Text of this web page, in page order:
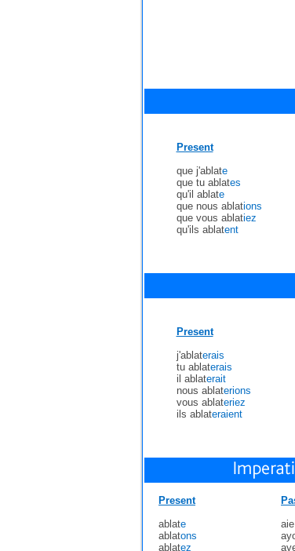
Present
que j'ablate
que tu ablates
qu'il ablate
que nous ablations
que vous ablatiez
qu'ils ablatent
Present
j'ablaterais
tu ablaterais
il ablaterait
nous ablaterions
vous ablateriez
ils ablateraient
Present
ablate
ablatons
ablatez